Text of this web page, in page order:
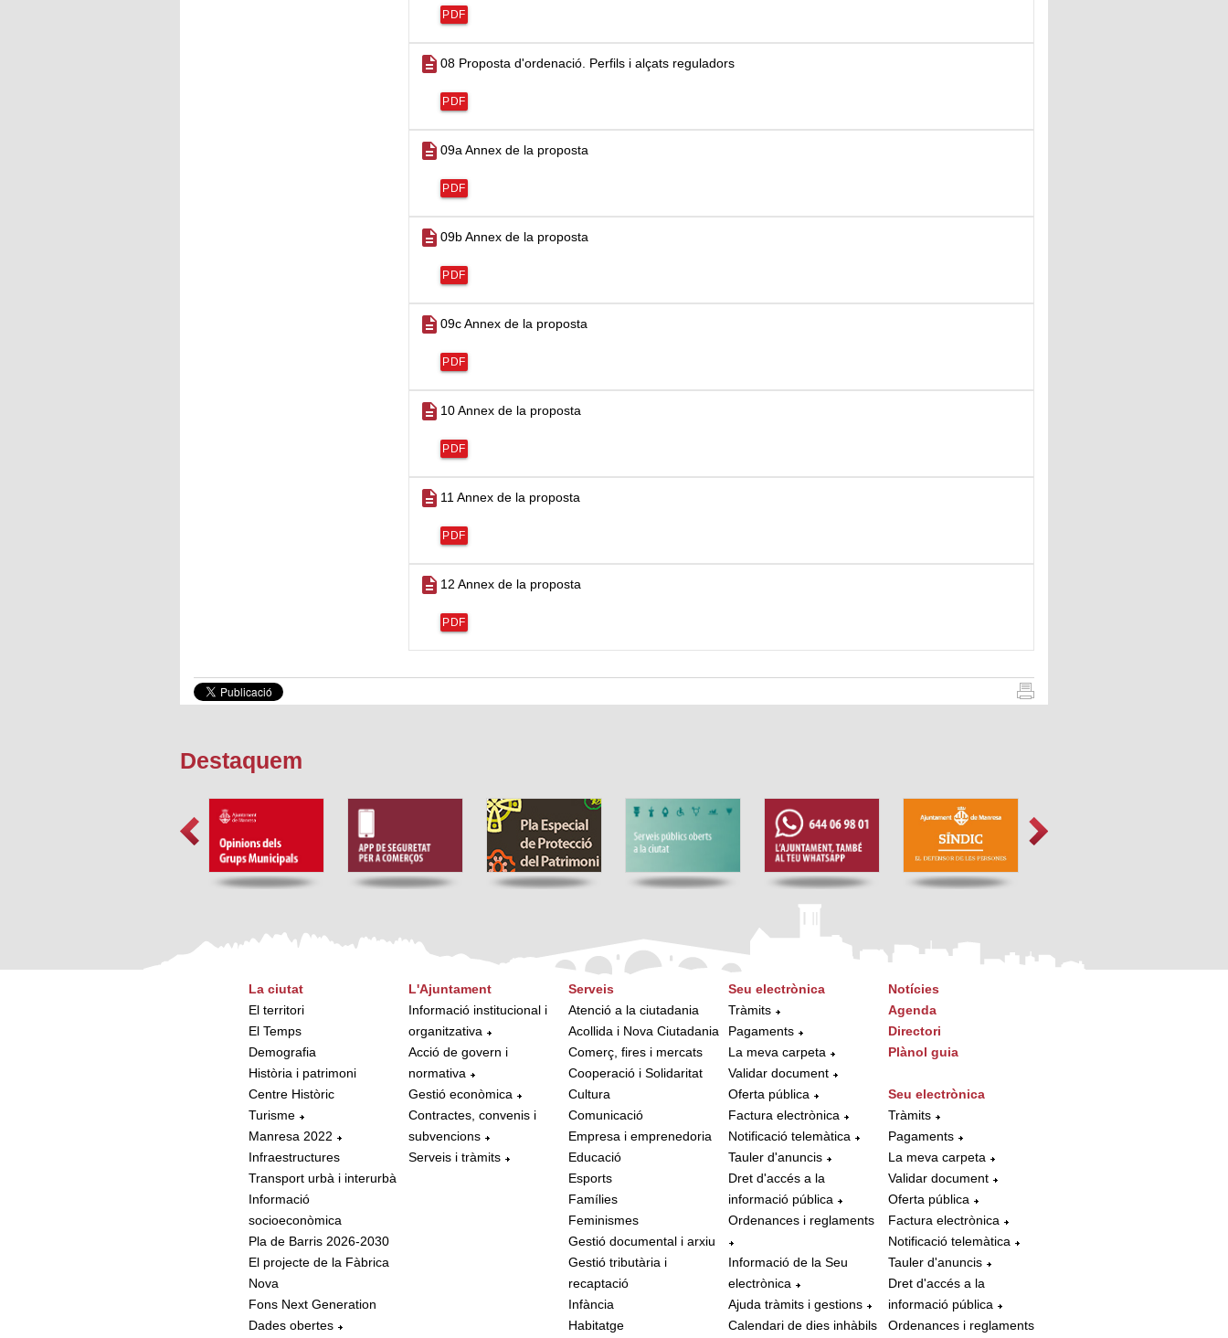
PDF
description 08 Proposta d'ordenació. Perfils i alçats reguladors
PDF
description 09a Annex de la proposta
PDF
description 09b Annex de la proposta
PDF
description 09c Annex de la proposta
PDF
description 10 Annex de la proposta
PDF
description 11 Annex de la proposta
PDF
description 12 Annex de la proposta
PDF
Destaquem
La ciutat
El territori
El Temps
Demografia
Història i patrimoni
Centre Històric
Turisme
Manresa 2022
Infraestructures
Transport urbà i interurbà
Informació
socioeconòmica
Pla de Barris 2026-2030
El projecte de la Fàbrica
Nova
Fons Next Generation
Dades obertes
L'Ajuntament
Informació institucional i
organitzativa
Acció de govern i
normativa
Gestió econòmica
Contractes, convenis i
subvencions
Serveis i tràmits
Serveis
Atenció a la ciutadania
Acollida i Nova Ciutadania
Comerç, fires i mercats
Cooperació i Solidaritat
Cultura
Comunicació
Empresa i emprenedoria
Educació
Esports
Famílies
Feminismes
Gestió documental i arxiu
Gestió tributària i
recaptació
Infància
Habitatge
Seu electrònica
Tràmits
Pagaments
La meva carpeta
Validar document
Oferta pública
Factura electrònica
Notificació telemàtica
Tauler d'anuncis
Dret d'accés a la
informació pública
Ordenances i reglaments
Informació de la Seu
electrònica
Ajuda tràmits i gestions
Calendari de dies inhàbils
Notícies
Agenda
Directori
Plànol guia
Seu electrònica
Tràmits
Pagaments
La meva carpeta
Validar document
Oferta pública
Factura electrònica
Notificació telemàtica
Tauler d'anuncis
Dret d'accés a la
informació pública
Ordenances i reglaments